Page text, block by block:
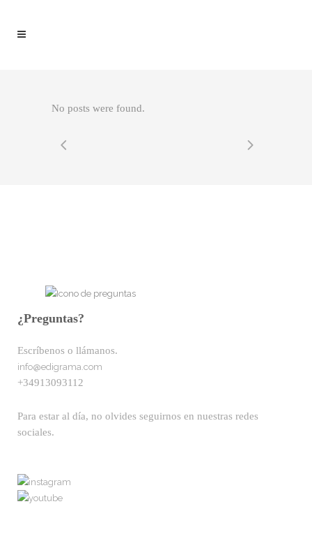
No posts were found.
¿Preguntas?
Escríbenos o llámanos.
info@edigrama.com
+34913093112
Para estar al día, no olvides seguirnos en nuestras redes
sociales.